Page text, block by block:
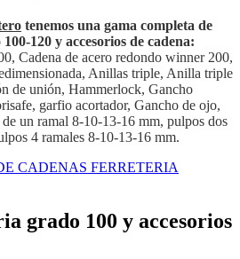
tenemos una gama completa de
120 y accesorios de cadena:
Cadena de acero redondo winner 200,
Anillas triple, Anilla triple
de unión, Hammerlock, Gancho
garfio acortador, Gancho de ojo,
un ramal 8-10-13-16 mm, pulpos dos
4 ramales 8-10-13-16 mm.
CADENAS FERRETERIA
grado 100 y accesorios